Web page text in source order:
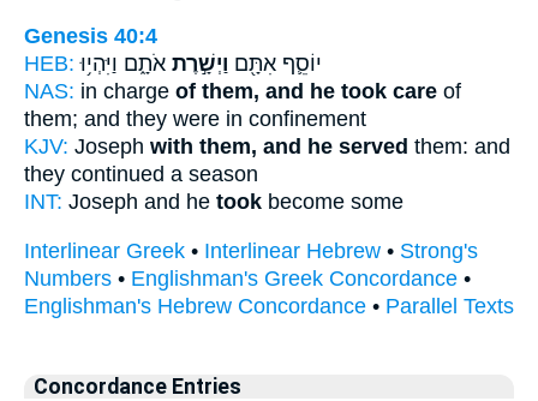
Genesis 40:4
HEB:
יוֹסֵ֛ף אִתָּ֖ם וַיְשָׁ֣רֶת אֹתָ֑ם וַיִּהְי֥וּ
NAS: in charge of them, and he took care of
them; and they were in confinement
KJV: Joseph with them, and he served them: and
they continued a season
INT: Joseph and he took become some
Interlinear Greek • Interlinear Hebrew • Strong's
Numbers • Englishman's Greek Concordance •
Englishman's Hebrew Concordance • Parallel Texts
Concordance Entries